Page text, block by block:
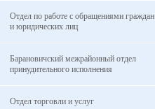
Отдел по работе с обращениями граждан
и юридических лиц
Барановичский межрайонный отдел
принудительного исполнения
Отдел торговли и услуг